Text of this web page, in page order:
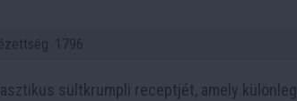
1796
sültkrumpli receptjét, amely